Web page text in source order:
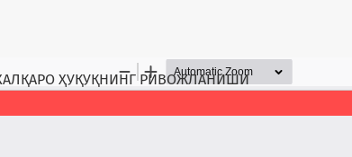
ҲУҚУҚНИНГ РИВОЖЛАНИШИ